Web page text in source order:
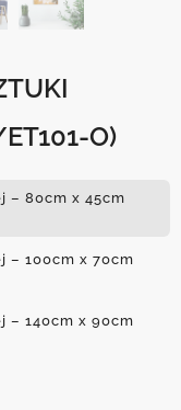
O)
– 80cm x 45cm
– 100cm x 70cm
– 140cm x 90cm